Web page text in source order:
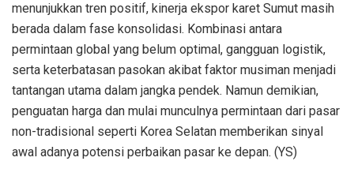
menunjukkan tren positif, kinerja ekspor karet Sumut masih
berada dalam fase konsolidasi. Kombinasi antara
permintaan global yang belum optimal, gangguan logistik,
serta keterbatasan pasokan akibat faktor musiman menjadi
tantangan utama dalam jangka pendek. Namun demikian,
penguatan harga dan mulai munculnya permintaan dari pasar
non-tradisional seperti Korea Selatan memberikan sinyal
awal adanya potensi perbaikan pasar ke depan. (YS)